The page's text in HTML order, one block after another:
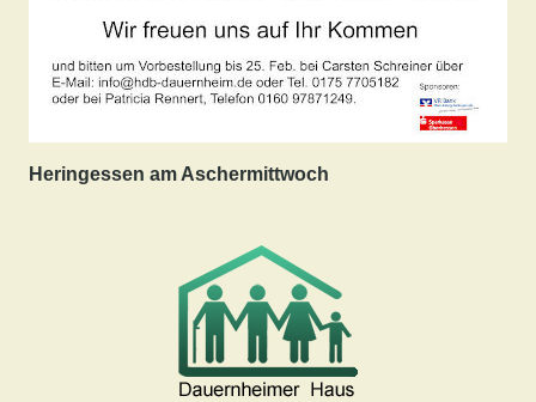
Heringessen am Aschermittwoch